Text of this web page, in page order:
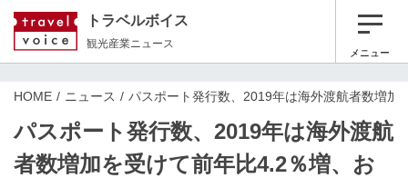
トラベルボイス
観光産業ニュース
メニュー
HOME ニュース パスポート発行数、2019年は海外渡航者数増
パスポート発行数、2019年は海外渡航
者数増加を受けて前年比4.2％増、お